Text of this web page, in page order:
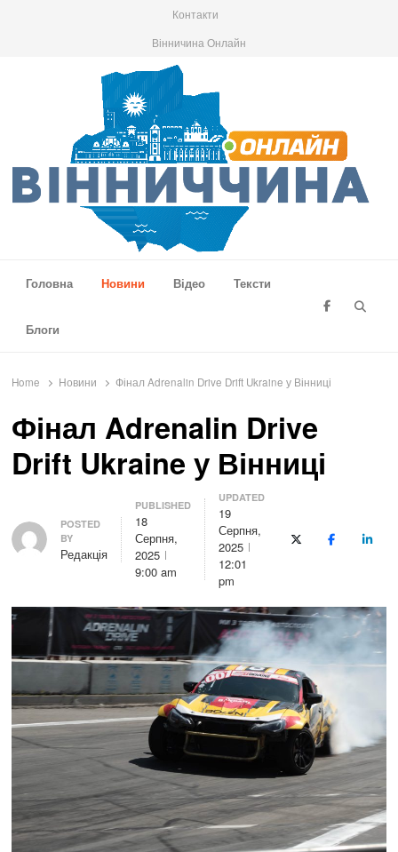
Контакти
Вінничина Онлайн
Головна
Новини Відео Тексти
Блоги
Home Новини Фінал Adrenalin Drive Drift Ukraine у Вінниці
Фінал Adrenalin Drive
Drift Ukraine у Вінниці
Author
POSTED
BY
Редакція
PUBLISHED
18
Серпня,
2025
9:00 am
UPDATED
19
Серпня,
2025
12:01
pm
X (Twitter)Facebook